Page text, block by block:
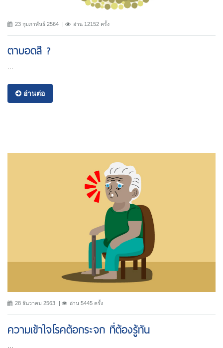
23 กุมภาพันธ์ 2564 อ่าน 12152 ครั้ง
ตาบอดสี ?
อ่านต่อ
28 ธันวาคม 2563 อ่าน 5445 ครั้ง
ความเข้าใจโรคต้อกระจก ที่ต้องรู้ทัน